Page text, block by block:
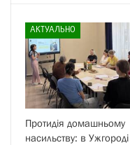
АКТУАЛЬНО
Протидія домашньому
насильству: в Ужгороді